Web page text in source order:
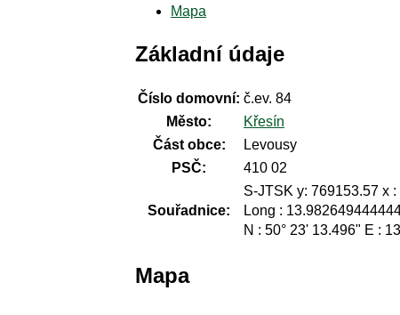
Mapa
Základní údaje
Číslo domovní: č.ev. 84
Město:
Křesín
Část obce:
Levousy
PSČ:
410 02
Souřadnice:
S-JTSK y: 769153.57 x
Long :
N : 50° 23' 13.496" E :
Mapa